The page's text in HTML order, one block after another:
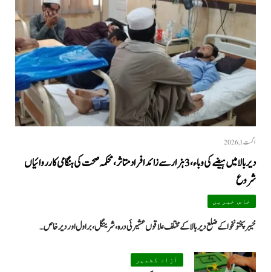
اگست 1, 2026
دیر بالا میں ہیضے کی وباء، 3 ہزار سے زائد افراد متاثر، محکمہ صحت کی ہنگامی کارروائیاں
شروع
خاص خبریں
خیبرپختونخوا کے ضلع دیر بالا کے مختلف علاقوں عشیرئی درہ، شرینگل، براول اور دیر خاص…
آزاد کشمیر